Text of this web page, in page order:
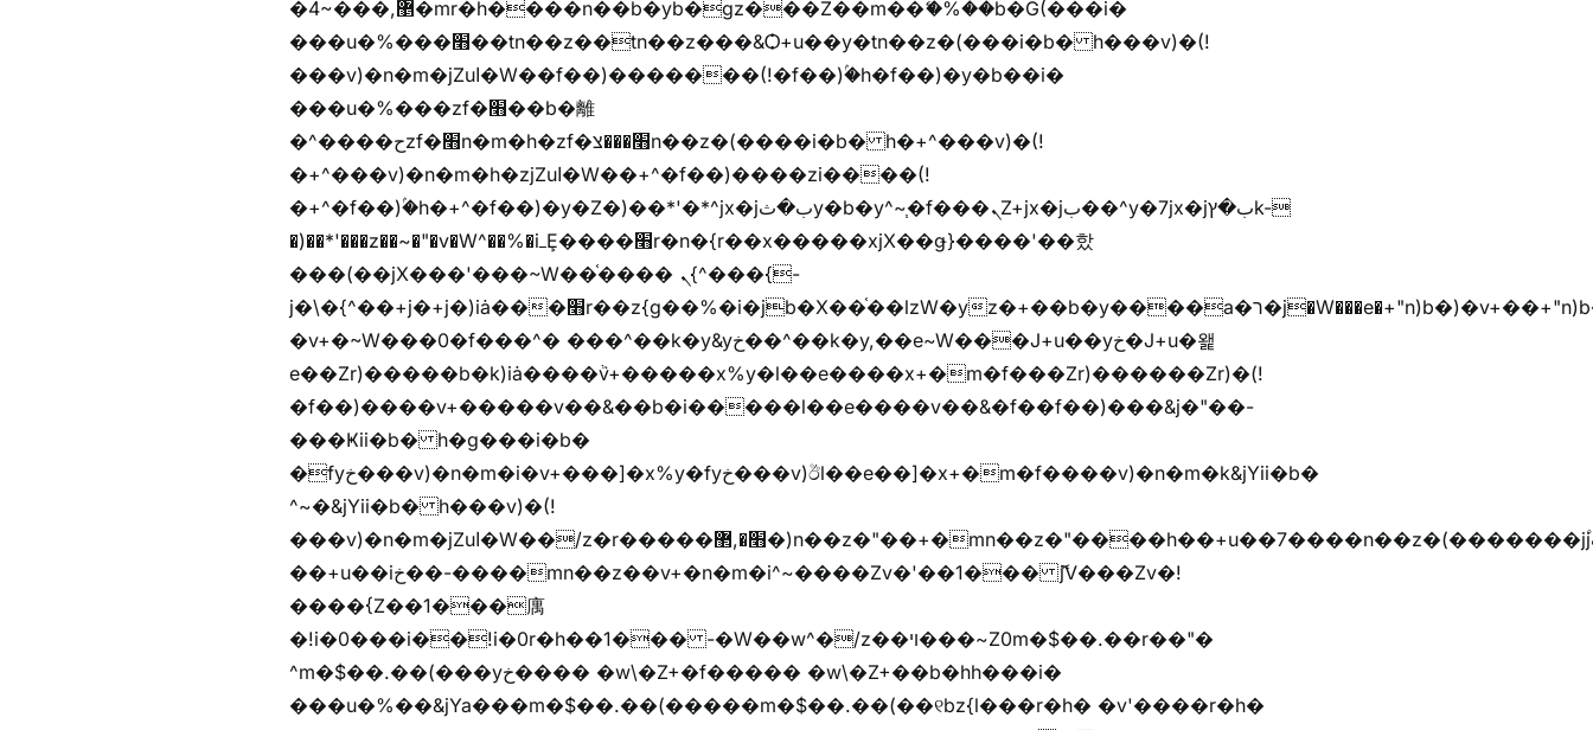
�4~���,޵�mr�h����n��b�yb�gz���Z��m��ޭ�%��b�G(���i�
���u�%���׫��tn��z��tn��z���&Ѻ+u��y�tn��z�(���i�b� h���v)�(!
���v)�n�m�jZuا�W��f��)�������(!�f��)ۢ�h�f��)�y�b��i�
���u�%���zf�׫��b�離
�^����حzf�׫n�m�h�zf�׫���צn��z�(����i�b� h�+^���v)�(!
�+^���v)�n�m�h�zjZuا�W��+^�f��)����zi����(!
�+^�f��)ۢ�h�+^�f��)�y�Z�)��*'�*^jx�jب�ثy�b�y^~֧�f���ܢZ+jx�jب��^y�7jx�jب�ץk-
�)��*'���z��~�"�v�W^��%�iߺȨ����׫r�n�{r��x�����xjX��ǥ}����'��핬
���(��jX���'���~W��֫���� ܢ{^���{-
j�\�{^��+j�+j�)iȧ���׫r��z{g��%�i�jb�X��֫��lzW�yz�+��b�y����a�ר�j�W���e�+"n)b�)�v+��+"n)b�)Z���ț�X���brL���ek)�f��؜�'%j�"vܩzg����ܩzɚ�W�{+�
�v+�~W���0�f���^� ���^��k�y&yخ��^��k�y,��e~W���J+u��yخ�J+u�왩
e��Zr)�����b�k)iȧ����ٞv+�����x%y�l��e����x+�m�f���Zr)������Zr)�(!
�f��)����v+�����v��&��b�i�����l��e����v��&�f��f��)���&j�"��-
���Ҝii�b� h�g���i�b�
�fyخ���v)�n�m�i�v+���]�x%y�fyخ���v)ඊl��e��]�x+�m�f����v)�n�m�k&jYii�b�
^~�&jYii�b� h���v)�(!
���v)�n�m�jZuا�W��/z�r�����׫�,޲�)n��z�"��+�mn��z�"����h��+u��7����n��z�(�������j۫jب�X���޲ƥ����^��%���׫�ܥz�%���׫��b��h�W���+u��iخ��)�(!
��+u��iخ��-����mn��z��v+�n�m�i^~����Zv�'��1��� ޮ؜jV���Zv�!
����{Z��1���庽
�!i�0���i��!i�0r�h��1��� -�W��w^�/z��ױ���~Z0m�$��.��r��"�
^m�$��.��(���yخ���� �w\�Z+�f����� �w\�Z+��b�hh���i�
���u�%��&jYa���m�$��.��(�����m�$��.��(��୧bz{l���r�h� �v'����r�h�